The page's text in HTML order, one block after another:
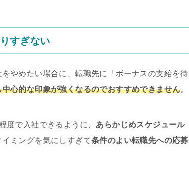
すぎない
やめたい場合に、転職先に「ボーナスの支給を待
中心的な印象が強くなるのでおすすめできません。
度で入社できるように、 あらかじめスケジュール
ミングを気にしすぎて条件のよい転職先への応募